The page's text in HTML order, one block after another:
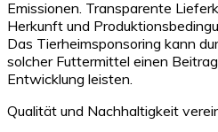
Emissionen. Transparente
Herkunft und
Das Tierheimsponsoring kann
solcher Futtermittel einen
Entwicklung leisten.
Qualität und Nachhaltigkeit